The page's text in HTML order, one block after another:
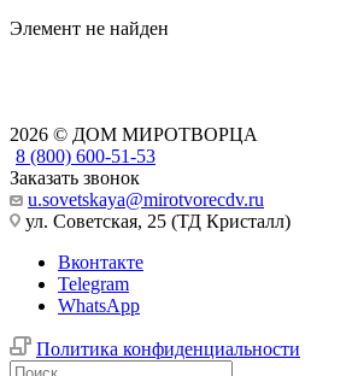
Элемент не найден
2026 © ДОМ МИРОТВОРЦА
8 (800) 600-51-53
Заказать звонок
u.sovetskaya@mirotvorecdv.ru
ул. Советская, 25 (ТД Кристалл)
Вконтакте
Telegram
WhatsApp
Политика конфиденциальности